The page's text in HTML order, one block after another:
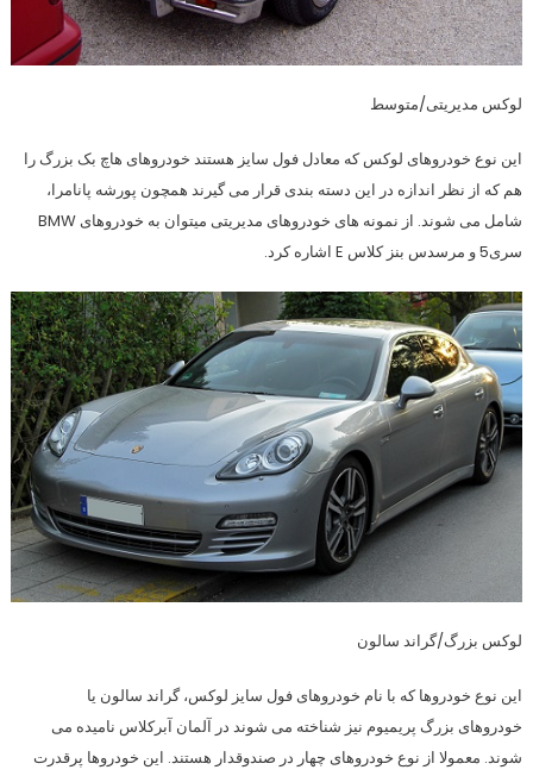
لوکس مدیریتی/متوسط
این نوع خودروهای لوکس که معادل فول سایز هستند خودروهای هاچ بک بزرگ را
هم که از نظر اندازه در این دسته بندی قرار می گیرند همچون پورشه پانامرا،
شامل می شوند. از نمونه های خودروهای مدیریتی میتوان به خودروهای BMW
سری5 و مرسدس بنز كلاس E اشاره کرد.
لوکس بزرگ/گراند سالون
این نوع خودروها که با نام خودروهای فول سایز لوکس، گراند سالون یا
خودروهای بزرگ پریمیوم نیز شناخته می شوند در آلمان آبرکلاس نامیده می
شوند. معمولا از نوع خودروهای چهار در صندوقدار هستند. این خودروها پرقدرت